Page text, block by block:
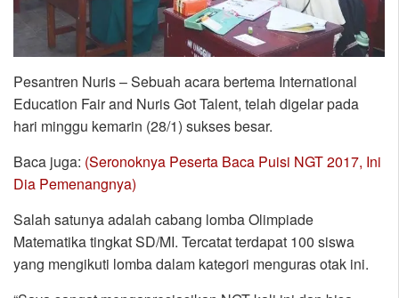
Pesantren Nuris – Sebuah acara bertema International
Education Fair and Nuris Got Talent, telah digelar pada
hari minggu kemarin (28/1) sukses besar.
Baca juga: (Seronoknya Peserta Baca Puisi NGT 2017, Ini
Dia Pemenangnya)
Salah satunya adalah cabang lomba Olimpiade
Matematika tingkat SD/MI. Tercatat terdapat 100 siswa
yang mengikuti lomba dalam kategori menguras otak ini.